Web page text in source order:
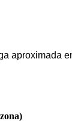
aproximada